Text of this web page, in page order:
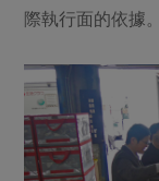
際執行面的依據。